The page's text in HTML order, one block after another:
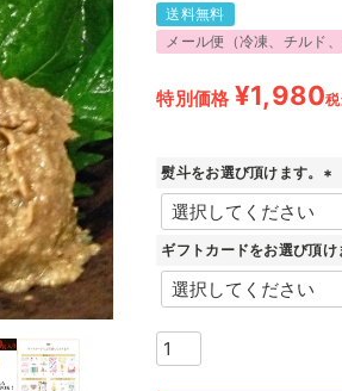
送料無料
メール便（冷凍、チルド
特別価格 ¥1,980
熨斗をお選び頂けます。
(
須
ギフトカードをお選び頂け